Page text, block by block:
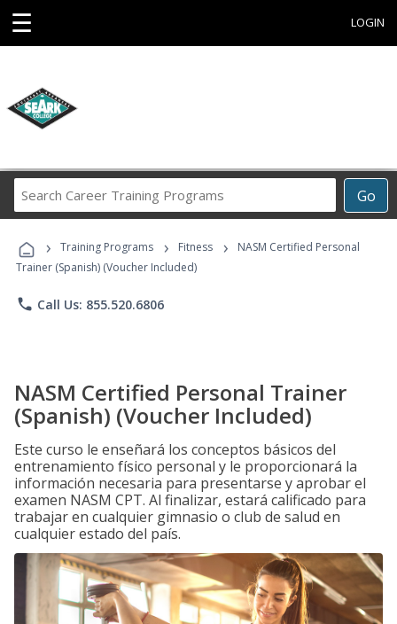
☰ LOGIN
Go
Career
Programs
› Training Programs › Fitness ›
NASM Certified Personal
Trainer (Spanish) (Voucher Included)
phone Call Us: 855.520.6806
NASM Certified Personal Trainer
(Spanish) (Voucher Included)
Este curso le enseñará los conceptos básicos del
entrenamiento físico personal y le proporcionará la
información necesaria para presentarse y aprobar el
examen NASM CPT. Al finalizar, estará calificado para
trabajar en cualquier gimnasio o club de salud en
cualquier estado del país.